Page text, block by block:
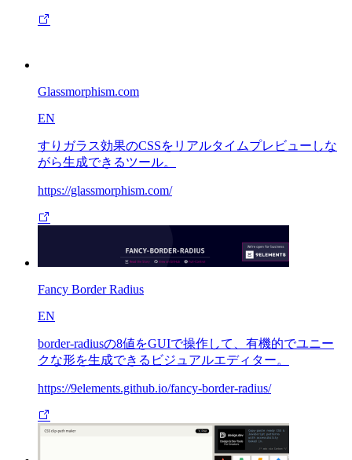
Glassmorphism.com
EN
すりガラス効果のCSSをリアルタイムプレビューしな
がら生成できるツール。
https://glassmorphism.com/
Fancy Border Radius
EN
border-radiusの8値をGUIで操作して、有機的でユニー
クな形を生成できるビジュアルエディター。
https://9elements.github.io/fancy-border-radius/